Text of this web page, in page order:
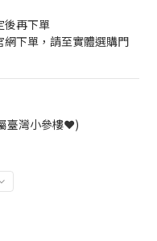
後再下單
下單，請至實體選購門
臺灣小參樓❤️)